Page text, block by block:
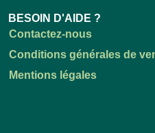
BESOIN D'AIDE ?
Contactez-nous
Conditions générales de
Mentions légales